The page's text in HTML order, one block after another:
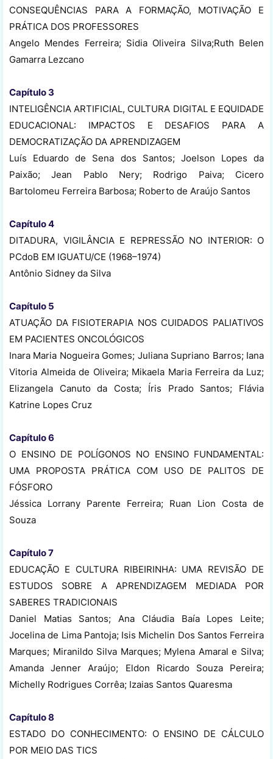
CONSEQUÊNCIAS PARA A FORMAÇÃO, MOTIVAÇÃO E
PRÁTICA DOS PROFESSORES
Angelo Mendes Ferreira; Sidia Oliveira Silva;Ruth Belen
Gamarra Lezcano
Capítulo 3
INTELIGÊNCIA ARTIFICIAL, CULTURA DIGITAL E EQUIDADE
EDUCACIONAL: IMPACTOS E DESAFIOS PARA A
DEMOCRATIZAÇÃO DA APRENDIZAGEM
Luís Eduardo de Sena dos Santos; Joelson Lopes da
Paixão; Jean Pablo Nery; Rodrigo Paiva; Cicero
Bartolomeu Ferreira Barbosa; Roberto de Araújo Santos
Capítulo 4
DITADURA, VIGILÂNCIA E REPRESSÃO NO INTERIOR: O
PCdoB EM IGUATU/CE (1968–1974)
Antônio Sidney da Silva
Capítulo 5
ATUAÇÃO DA FISIOTERAPIA NOS CUIDADOS PALIATIVOS
EM PACIENTES ONCOLÓGICOS
Inara Maria Nogueira Gomes; Juliana Supriano Barros; Iana
Vitoria Almeida de Oliveira; Mikaela Maria Ferreira da Luz;
Elizangela Canuto da Costa; Íris Prado Santos; Flávia
Katrine Lopes Cruz
Capítulo 6
O ENSINO DE POLÍGONOS NO ENSINO FUNDAMENTAL:
UMA PROPOSTA PRÁTICA COM USO DE PALITOS DE
FÓSFORO
Jéssica Lorrany Parente Ferreira; Ruan Lion Costa de
Souza
Capítulo 7
EDUCAÇÃO E CULTURA RIBEIRINHA: UMA REVISÃO DE
ESTUDOS SOBRE A APRENDIZAGEM MEDIADA POR
SABERES TRADICIONAIS
Daniel Matias Santos; Ana Cláudia Baía Lopes Leite;
Jocelina de Lima Pantoja; Isis Michelin Dos Santos Ferreira
Marques; Miranildo Silva Marques; Mylena Amaral e Silva;
Amanda Jenner Araújo; Eldon Ricardo Souza Pereira;
Michelly Rodrigues Corrêa; Izaias Santos Quaresma
Capítulo 8
ESTADO DO CONHECIMENTO: O ENSINO DE CÁLCULO
POR MEIO DAS TICS